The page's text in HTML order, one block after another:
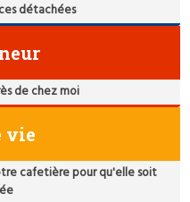
détachées
de chez moi
vie
cafetière pour qu'elle soit